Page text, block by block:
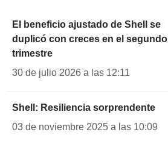
El beneficio ajustado de Shell se
duplicó con creces en el segundo
trimestre
30 de julio 2026 a las 12:11
Shell: Resiliencia sorprendente
03 de noviembre 2025 a las 10:09